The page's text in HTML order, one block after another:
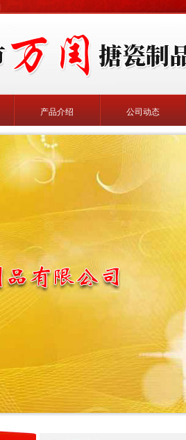
产品介绍 公司动态